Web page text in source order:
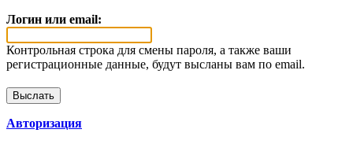
Логин или email:
Контрольная строка для смены пароля, а также ваши
регистрационные данные, будут высланы вам по email.
Авторизация